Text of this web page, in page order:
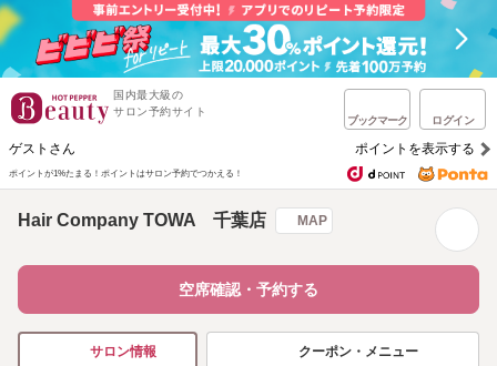
国内最大級の
サロン予約サイト
ブックマーク ログイン
ゲストさん ポイントを表示する
ポイントが1%たまる！ ポイントはサロン予約でつかえる！
Hair Company TOWA 千葉店 MAP
空席確認・予約する
サロン情報 クーポン・メニュー